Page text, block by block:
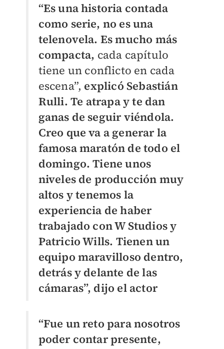
“Es una historia contada
como serie, no es una
telenovela. Es mucho más
compacta, cada capítulo
tiene un conflicto en cada
escena”, explicó Sebastián
Rulli. Te atrapa y te dan
ganas de seguir viéndola.
Creo que va a generar la
famosa maratón de todo el
domingo. Tiene unos
niveles de producción muy
altos y tenemos la
experiencia de haber
trabajado con W Studios y
Patricio Wills. Tienen un
equipo maravilloso dentro,
detrás y delante de las
cámaras”, dijo el actor
“Fue un reto para nosotros
poder contar presente,